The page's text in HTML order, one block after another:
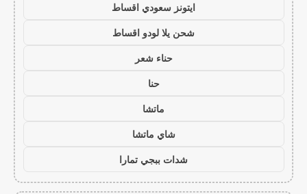
ايتونز سعودي اقساط
شحن يلا لودو اقساط
حناء شعر
حنا
ماتشا
شاي ماتشا
شدات ببجي تمارا